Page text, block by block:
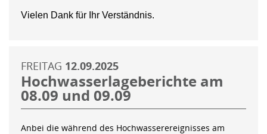
Vielen Dank für Ihr Verständnis.
FREITAG 12.09.2025
Hochwasserlageberichte am
08.09 und 09.09
Anbei die während des Hochwasserereignisses am